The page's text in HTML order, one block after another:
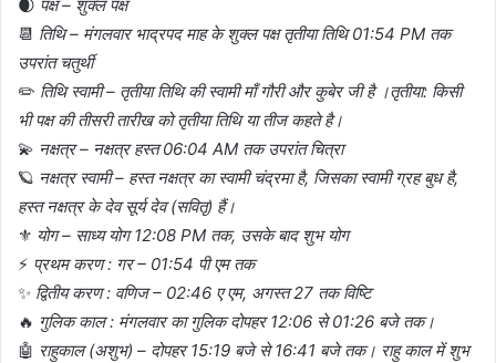
🌒 पक्ष – शुक्ल पक्ष
📆 तिथि – मंगलवार भाद्रपद माह के शुक्ल पक्ष तृतीया तिथि 01:54 PM तक
उपरांत चतुर्थी
✏️ तिथि स्वामी – तृतीया तिथि की स्वामी माँ गौरी और कुबेर जी है ।तृतीया: किसी
भी पक्ष की तीसरी तारीख को तृतीया तिथि या तीज कहते है।
💫 नक्षत्र – नक्षत्र हस्त 06:04 AM तक उपरांत चित्रा
🪐 नक्षत्र स्वामी – हस्त नक्षत्र का स्वामी चंद्रमा है, जिसका स्वामी ग्रह बुध है,
हस्त नक्षत्र के देव सूर्य देव (सवितृ) हैं।
⚜️ योग – साध्य योग 12:08 PM तक, उसके बाद शुभ योग
⚡ प्रथम करण : गर – 01:54 पी एम तक
✨ द्वितीय करण : वणिज – 02:46 ए एम, अगस्त 27 तक विष्टि
🔥 गुलिक काल : मंगलवार का गुलिक दोपहर 12:06 से 01:26 बजे तक।
🤖 राहुकाल (अशुभ) – दोपहर 15:19 बजे से 16:41 बजे तक। राहु काल में शुभ